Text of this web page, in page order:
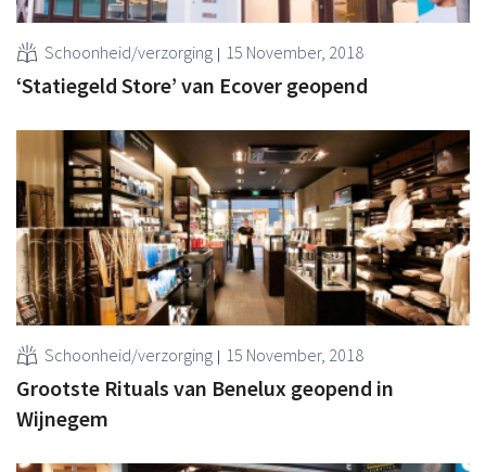
Schoonheid/verzorging 15 November, 2018
‘Statiegeld Store’ van Ecover geopend
Schoonheid/verzorging 15 November, 2018
Grootste Rituals van Benelux geopend in
Wijnegem